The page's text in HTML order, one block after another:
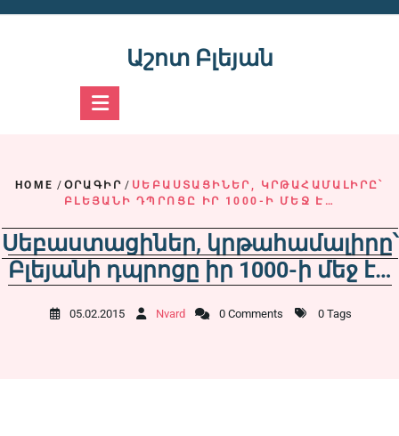
Աշոտ Բլեյան
HOME / ՕՐԱԳԻՐ / ՍԵԲԱՍՏԱՑԻՆԵՐ, ԿՐԹԱՀԱՄԱԼԻՐԸ՝
ԲԼԵՅԱՆԻ ԴՊՐՈՑԸ ԻՐ 1000-Ի ՄԵՋ Է…
Սեբաստացիներ, կրթահամալիրը՝
Բլեյանի դպրոցը իր 1000-ի մեջ է…
05.02.2015 Nvard 0 Comments 0 Tags